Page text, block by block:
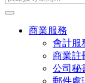
商業服務
會計服
商業註
公司秘
郵件處